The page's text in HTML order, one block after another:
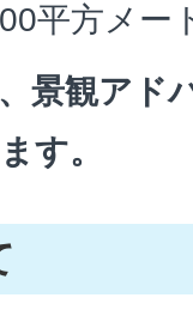
平方メー
景観アド
す。